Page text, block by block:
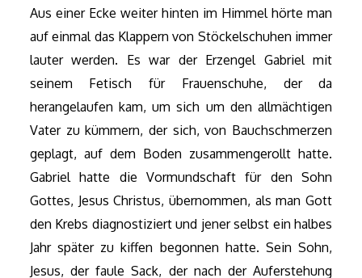
Aus einer Ecke weiter hinten im Himmel hörte man
auf einmal das Klappern von Stöckelschuhen immer
lauter werden. Es war der Erzengel Gabriel mit
seinem Fetisch für Frauenschuhe, der da
herangelaufen kam, um sich um den allmächtigen
Vater zu kümmern, der sich, von Bauchschmerzen
geplagt, auf dem Boden zusammengerollt hatte.
Gabriel hatte die Vormundschaft für den Sohn
Gottes, Jesus Christus, übernommen, als man Gott
den Krebs diagnostiziert und jener selbst ein halbes
Jahr später zu kiffen begonnen hatte. Sein Sohn,
Jesus, der faule Sack, der nach der Auferstehung